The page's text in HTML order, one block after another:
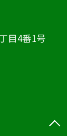
目4番1号